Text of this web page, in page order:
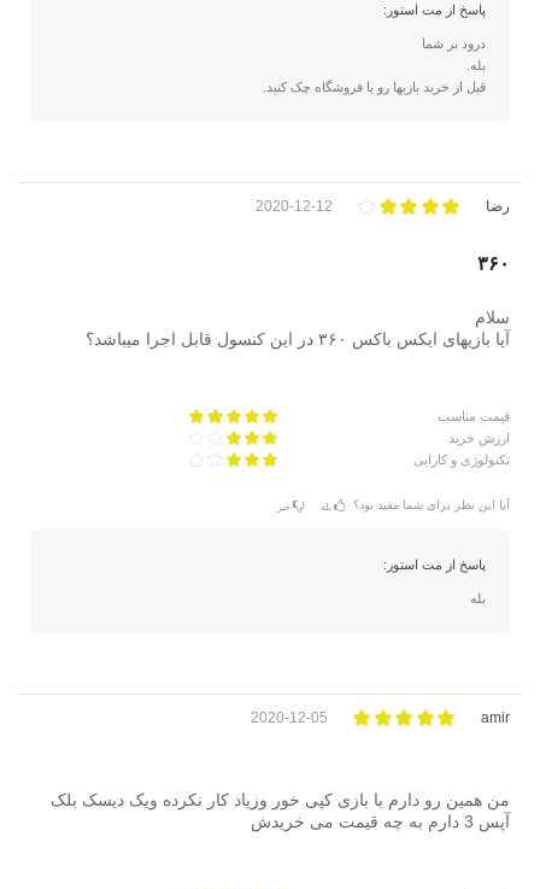
پاسخ از مت استور:
درود بر شما
بله.
قبل از خرید بازیها رو با فروشگاه چک کنید.
رضا 2020-12-12
۳۶۰
سلام
آیا بازیهای ایکس باکس ۳۶۰ در این کنسول قابل اجرا میباشد؟
قیمت مناسب
ارزش خرید
تکنولوژی و کارایی
آیا این نظر برای شما مفید بود؟ بله خیر
پاسخ از مت استور:
بله
amir
2020-12-05
من همین رو دارم با بازی کپی خور وزیاد کار نکرده ویک دیسک بلک
آپس 3 دارم به چه قیمت می خریدش